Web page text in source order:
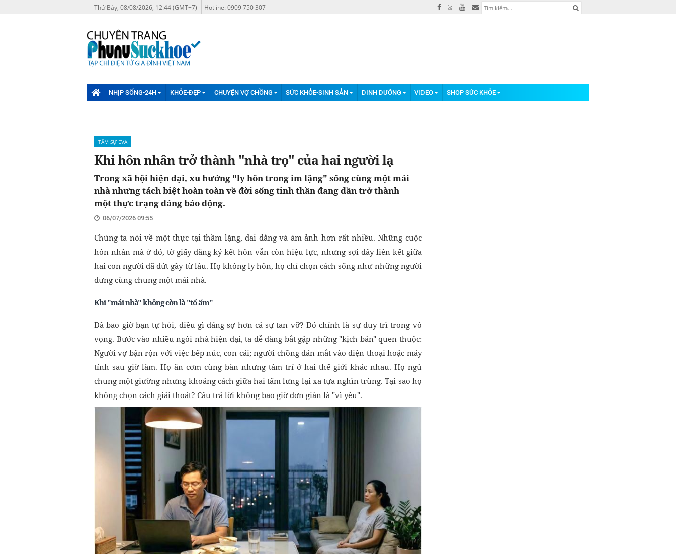
Thứ Bảy, 08/08/2026, 12:44 (GMT+7) Hotline: 0909 750 307
NHỊP SỐNG-24H KHỎE-ĐẸP CHUYỆN VỢ CHỒNG SỨC KHỎE-SINH SẢN DINH DƯỠNG VIDEO SHOP SỨC KHỎE
TÂM SỰ EVA
Khi hôn nhân trở thành "nhà trọ" của hai người lạ
Trong xã hội hiện đại, xu hướng "ly hôn trong im lặng" sống cùng một mái
nhà nhưng tách biệt hoàn toàn về đời sống tinh thần đang dần trở thành
một thực trạng đáng báo động.
06/07/2026 09:55
Chúng ta nói về một thực tại thầm lặng, dai dẳng và ám ảnh hơn rất nhiều. Những cuộc
hôn nhân mà ở đó, tờ giấy đăng ký kết hôn vẫn còn hiệu lực, nhưng sợi dây liên kết giữa
hai con người đã đứt gãy từ lâu. Họ không ly hôn, họ chỉ chọn cách sống như những người
dưng cùng chung một mái nhà.
Khi "mái nhà" không còn là "tổ ấm"
Đã bao giờ bạn tự hỏi, điều gì đáng sợ hơn cả sự tan vỡ? Đó chính là sự duy trì trong vô
vọng. Bước vào nhiều ngôi nhà hiện đại, ta dễ dàng bắt gặp những "kịch bản" quen thuộc:
Người vợ bận rộn với việc bếp núc, con cái; người chồng dán mắt vào điện thoại hoặc máy
tính sau giờ làm. Họ ăn cơm cùng bàn nhưng tâm trí ở hai thế giới khác nhau. Họ ngủ
chung một giường nhưng khoảng cách giữa hai tấm lưng lại xa tựa nghìn trùng. Tại sao họ
không chọn cách giải thoát? Câu trả lời không bao giờ đơn giản là "vì yêu".